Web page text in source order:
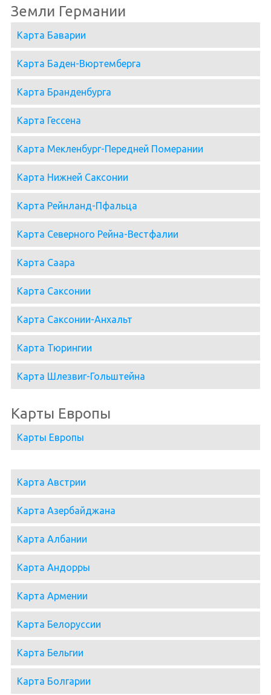
Земли Германии
Карта Баварии
Карта Баден-Вюртемберга
Карта Бранденбурга
Карта Гессена
Карта Мекленбург-Передней Померании
Карта Нижней Саксонии
Карта Рейнланд-Пфальца
Карта Северного Рейна-Вестфалии
Карта Саара
Карта Саксонии
Карта Саксонии-Анхальт
Карта Тюрингии
Карта Шлезвиг-Гольштейна
Карты Европы
Карты Европы
Карта Австрии
Карта Азербайджана
Карта Албании
Карта Андорры
Карта Армении
Карта Белоруссии
Карта Бельгии
Карта Болгарии